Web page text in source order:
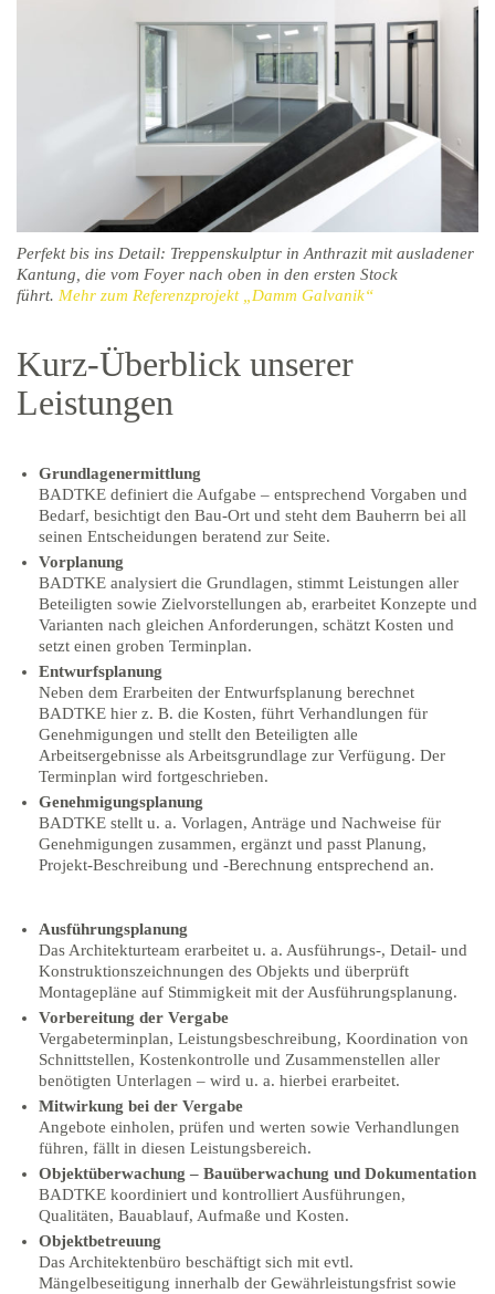
Perfekt bis ins Detail: Treppenskulptur in Anthrazit mit ausladener
Kantung, die vom Foyer nach oben in den ersten Stock
führt. Mehr zum Referenzprojekt „Damm Galvanik“
Kurz-Überblick unserer
Leistungen
Grundlagenermittlung
BADTKE definiert die Aufgabe – entsprechend Vorgaben und
Bedarf, besichtigt den Bau-Ort und steht dem Bauherrn bei all
seinen Entscheidungen beratend zur Seite.
Vorplanung
BADTKE analysiert die Grundlagen, stimmt Leistungen aller
Beteiligten sowie Zielvorstellungen ab, erarbeitet Konzepte und
Varianten nach gleichen Anforderungen, schätzt Kosten und
setzt einen groben Terminplan.
Entwurfsplanung
Neben dem Erarbeiten der Entwurfsplanung berechnet
BADTKE hier z. B. die Kosten, führt Verhandlungen für
Genehmigungen und stellt den Beteiligten alle
Arbeitsergebnisse als Arbeitsgrundlage zur Verfügung. Der
Terminplan wird fortgeschrieben.
Genehmigungsplanung
BADTKE stellt u. a. Vorlagen, Anträge und Nachweise für
Genehmigungen zusammen, ergänzt und passt Planung,
Projekt-Beschreibung und -Berechnung entsprechend an.
Ausführungsplanung
Das Architekturteam erarbeitet u. a. Ausführungs-, Detail- und
Konstruktionszeichnungen des Objekts und überprüft
Montagepläne auf Stimmigkeit mit der Ausführungsplanung.
Vorbereitung der Vergabe
Vergabeterminplan, Leistungsbeschreibung, Koordination von
Schnittstellen, Kostenkontrolle und Zusammenstellen aller
benötigten Unterlagen – wird u. a. hierbei erarbeitet.
Mitwirkung bei der Vergabe
Angebote einholen, prüfen und werten sowie Verhandlungen
führen, fällt in diesen Leistungsbereich.
Objektüberwachung – Bauüberwachung und Dokumentation
BADTKE koordiniert und kontrolliert Ausführungen,
Qualitäten, Bauablauf, Aufmaße und Kosten.
Objektbetreuung
Das Architektenbüro beschäftigt sich mit evtl.
Mängelbeseitigung innerhalb der Gewährleistungsfrist sowie